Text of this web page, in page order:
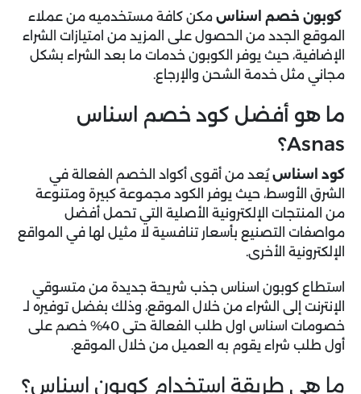
كوبون خصم اسناس مكن كافة مستخدميه من عملاء
الموقع الجدد من الحصول على المزيد من امتيازات الشراء
الإضافية، حيث يوفر الكوبون خدمات ما بعد الشراء بشكل
مجاني مثل خدمة الشحن والإرجاع.
ما هو أفضل كود خصم اسناس
Asnas؟
كود اسناسيُعد من أقوى أكواد الخصم الفعالة في
الشرق الأوسط، حيث يوفر الكود مجموعة كبيرة ومتنوعة
من المنتجات الإلكترونية الأصلية التي تحمل أفضل
مواصفات التصنيع بأسعار تنافسية لا مثيل لها في المواقع
الإلكترونية الأخرى.
استطاع كوبون اسناس جذب شريحة جديدة من متسوقي
الإنترنت إلى الشراء من خلال الموقع، وذلك بفضل توفيره لـ
خصومات اسناس اول طلب الفعالة حتى 40% خصم على
أول طلب شراء يقوم به العميل من خلال الموقع.
ما هي طريقة استخدام كوبون اسناس؟